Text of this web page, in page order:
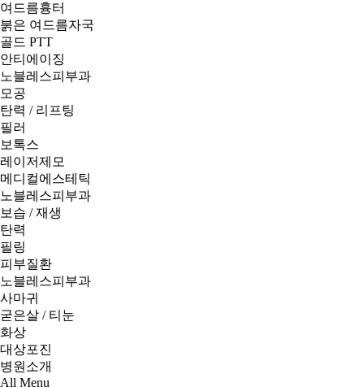
여드름흉터
붉은 여드름자국
골드 PTT
안티에이징
노블레스피부과
모공
탄력 / 리프팅
필러
보톡스
레이저제모
메디컬에스테틱
노블레스피부과
보습 / 재생
탄력
필링
피부질환
노블레스피부과
사마귀
굳은살 / 티눈
화상
대상포진
병원소개
All Menu